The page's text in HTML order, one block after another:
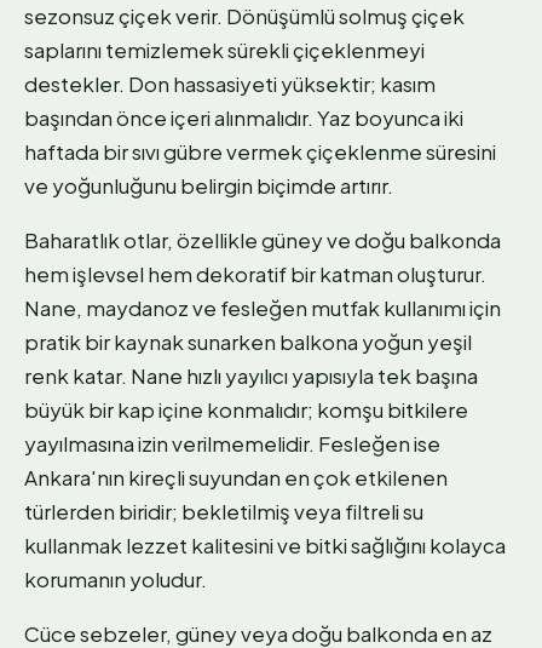
sezonsuz çiçek verir. Dönüşümlü solmuş çiçek
saplarını temizlemek sürekli çiçeklenmeyi
destekler. Don hassasiyeti yüksektir; kasım
başından önce içeri alınmalıdır. Yaz boyunca iki
haftada bir sıvı gübre vermek çiçeklenme süresini
ve yoğunluğunu belirgin biçimde artırır.
Baharatlık otlar, özellikle güney ve doğu balkonda
hem işlevsel hem dekoratif bir katman oluşturur.
Nane, maydanoz ve fesleğen mutfak kullanımı için
pratik bir kaynak sunarken balkona yoğun yeşil
renk katar. Nane hızlı yayılıcı yapısıyla tek başına
büyük bir kap içine konmalıdır; komşu bitkilere
yayılmasına izin verilmemelidir. Fesleğen ise
Ankara'nın kireçli suyundan en çok etkilenen
türlerden biridir; bekletilmiş veya filtreli su
kullanmak lezzet kalitesini ve bitki sağlığını kolayca
korumanın yoludur.
Cüce sebzeler, güney veya doğu balkonda en az